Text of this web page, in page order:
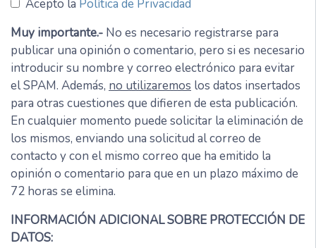
Acepto la Política de Privacidad
Muy importante.- No es necesario registrarse para
publicar una opinión o comentario, pero si es necesario
introducir su nombre y correo electrónico para evitar
el SPAM. Además, no utilizaremos los datos insertados
para otras cuestiones que difieren de esta publicación.
En cualquier momento puede solicitar la eliminación de
los mismos, enviando una solicitud al correo de
contacto y con el mismo correo que ha emitido la
opinión o comentario para que en un plazo máximo de
72 horas se elimina.
INFORMACIÓN ADICIONAL SOBRE PROTECCIÓN DE
DATOS: